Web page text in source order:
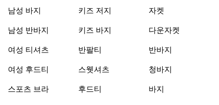
남성 바지
남성 반바지
여성 티셔츠
여성 후드티
스포츠 브라
키즈 저지
키즈 바지
반팔티
스웻셔츠
후드티
자켓
다운자켓
반바지
청바지
바지